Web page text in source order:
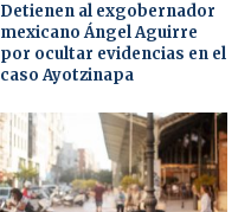
Detienen al exgobernador
mexicano Ángel Aguirre
por ocultar evidencias en el
caso Ayotzinapa